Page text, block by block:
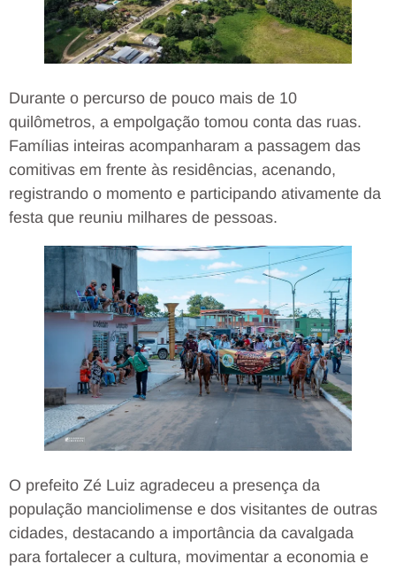
Durante o percurso de pouco mais de 10
quilômetros, a empolgação tomou conta das ruas.
Famílias inteiras acompanharam a passagem das
comitivas em frente às residências, acenando,
registrando o momento e participando ativamente da
festa que reuniu milhares de pessoas.
O prefeito Zé Luiz agradeceu a presença da
população manciolimense e dos visitantes de outras
cidades, destacando a importância da cavalgada
para fortalecer a cultura, movimentar a economia e